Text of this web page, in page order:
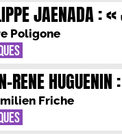
sur ces deux points :
de l’intrigue
précise et enlevée […]
JAENADA : «
EN SORTE QUE
REFLETE LA
»
Poligone
RENE HUGUENIN
INSULTER
Friche